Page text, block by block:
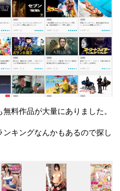
料作品が大量にありました。
ンキングなんかもあるので探し